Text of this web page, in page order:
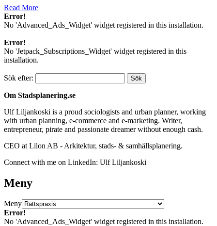
Read More
Error!
No 'Advanced_Ads_Widget' widget registered in this installation.
Error!
No 'Jetpack_Subscriptions_Widget' widget registered in this
installation.
Sök efter:
Om Stadsplanering.se
Ulf Liljankoski is a proud sociologists and urban planner, working
with urban planning, e-commerce and e-marketing. Writer,
entrepreneur, pirate and passionate dreamer without enough cash.
CEO at Lilon AB - Arkitektur, stads- & samhällsplanering.
Connect with me on LinkedIn: Ulf Liljankoski
Meny
Meny
Error!
No 'Advanced_Ads_Widget' widget registered in this installation.